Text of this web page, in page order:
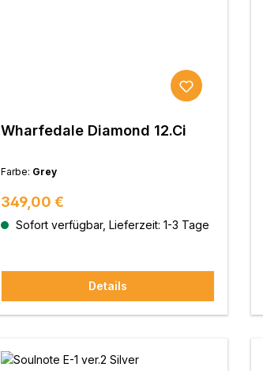
Wharfedale Diamond 12.Ci
Farbe: Grey
Regulärer Preis:
349,00 €
Sofort verfügbar, Lieferzeit: 1-3 Tage
Details